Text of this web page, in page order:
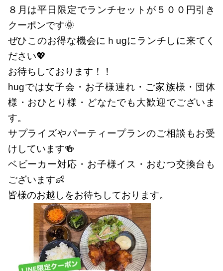
８月は平日限定でランチセットが５００円引き
クーポンです🌞
ぜひこのお得な機会にｈugにランチしに来てく
ださい💖
お待ちしております！！
hugでは女子会・お子様連れ・ご家族様・団体
様・おひとり様・どなたでも大歓迎でございま
す。
サプライズやパーティープランのご相談もお受
けしています🍻
ベビーカー対応・お子様イス・おむつ交換台も
ございます👶
皆様のお越しをお待ちしております。